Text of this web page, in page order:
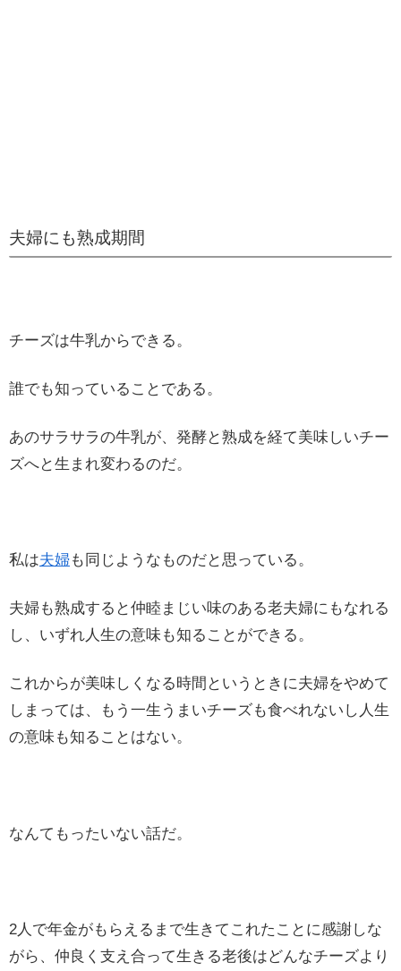
夫婦にも熟成期間
チーズは牛乳からできる。
誰でも知っていることである。
あのサラサラの牛乳が、発酵と熟成を経て美味しいチー
ズへと生まれ変わるのだ。
私は夫婦も同じようなものだと思っている。
夫婦も熟成すると仲睦まじい味のある老夫婦にもなれる
し、いずれ人生の意味も知ることができる。
これからが美味しくなる時間というときに夫婦をやめて
しまっては、もう一生うまいチーズも食べれないし人生
の意味も知ることはない。
なんてもったいない話だ。
2人で年金がもらえるまで生きてこれたことに感謝しな
がら、仲良く支え合って生きる老後はどんなチーズより